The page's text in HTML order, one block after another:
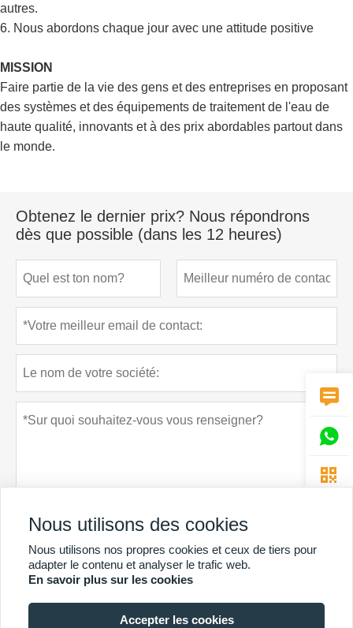
autres.
6. Nous abordons chaque jour avec une attitude positive
MISSION
Faire partie de la vie des gens et des entreprises en proposant
des systèmes et des équipements de traitement de l'eau de
haute qualité, innovants et à des prix abordables partout dans
le monde.
Obtenez le dernier prix? Nous répondrons
dès que possible (dans les 12 heures)
soumettre Politique de confidentialité
PLUS DE SERVICES



Nous utilisons des cookies
Nous utilisons nos propres cookies et ceux de tiers pour
adapter le contenu et analyser le trafic web.
En savoir plus sur les cookies
Accepter les cookies